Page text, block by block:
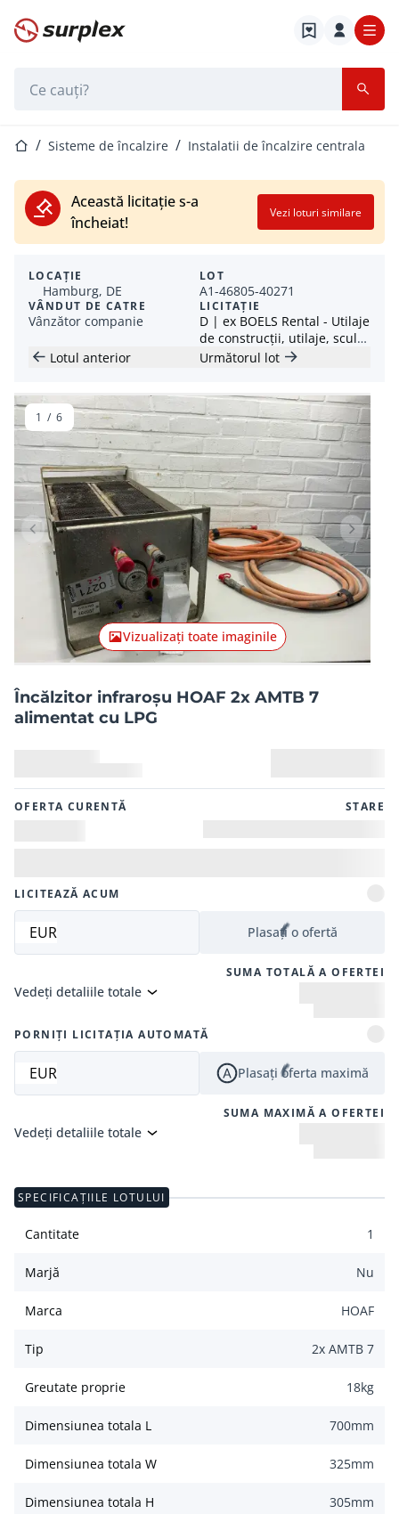
Pagina de start
Pagina de start
Sisteme de încalzire Instalatii de încalzire centrala
Această licitație s-a
încheiat!
Vezi loturi similare
LOCAȚIE
Hamburg, DE
VÂNDUT DE CATRE
Vânzător companie
LOT
A1-46805-40271
LICITAȚIE
D | ex BOELS Rental - Utilaje
de construcții, utilaje, scule
electrice - Loturi de la 1 EUR
Lotul anterior Următorul lot
Articolul anterior
Vizualizați toate imaginile
1 / 6
Încălzitor infraroșu HOAF 2x AMTB 7
alimentat cu LPG
OFERTA CURENTĂ STARE
LICITEAZĂ ACUM
EUR Plasați o ofertă
SUMA TOTALĂ A OFERTEI
Vedeți detaliile totale
PORNIȚI LICITAȚIA AUTOMATĂ
EUR Plasați oferta maximă
SUMA MAXIMĂ A OFERTEI
Vedeți detaliile totale
SPECIFICAȚIILE LOTULUI
Cantitate 1
Marjă Nu
Marca HOAF
Tip 2x AMTB 7
Greutate proprie 18kg
Dimensiunea totala L 700mm
Dimensiunea totala W 325mm
Dimensiunea totala H 305mm